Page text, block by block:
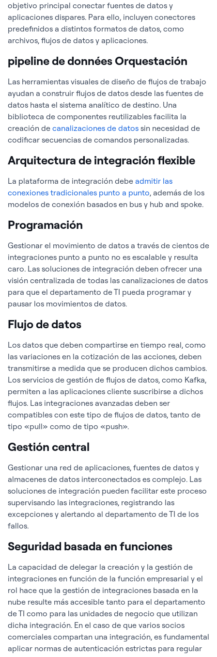
objetivo principal conectar fuentes de datos y
aplicaciones dispares. Para ello, incluyen conectores
predefinidos a distintos formatos de datos, como
archivos, flujos de datos y aplicaciones.
pipeline de données Orquestación
Las herramientas visuales de diseño de flujos de trabajo
ayudan a construir flujos de datos desde las fuentes de
datos hasta el sistema analítico de destino. Una
biblioteca de componentes reutilizables facilita la
creación de canalizaciones de datos sin necesidad de
codificar secuencias de comandos personalizadas.
Arquitectura de integración flexible
La plataforma de integración debe admitir las
conexiones tradicionales punto a punto, además de los
modelos de conexión basados en bus y hub and spoke.
Programación
Gestionar el movimiento de datos a través de cientos de
integraciones punto a punto no es escalable y resulta
caro. Las soluciones de integración deben ofrecer una
visión centralizada de todas las canalizaciones de datos
para que el departamento de TI pueda programar y
pausar los movimientos de datos.
Flujo de datos
Los datos que deben compartirse en tiempo real, como
las variaciones en la cotización de las acciones, deben
transmitirse a medida que se producen dichos cambios.
Los servicios de gestión de flujos de datos, como Kafka,
permiten a las aplicaciones cliente suscribirse a dichos
flujos. Las integraciones avanzadas deben ser
compatibles con este tipo de flujos de datos, tanto de
tipo «pull» como de tipo «push».
Gestión central
Gestionar una red de aplicaciones, fuentes de datos y
almacenes de datos interconectados es complejo. Las
soluciones de integración pueden facilitar este proceso
supervisando las integraciones, registrando las
excepciones y alertando al departamento de TI de los
fallos.
Seguridad basada en funciones
La capacidad de delegar la creación y la gestión de
integraciones en función de la función empresarial y el
rol hace que la gestión de integraciones basada en la
nube resulte más accesible tanto para el departamento
de TI como para las unidades de negocio que utilizan
dicha integración. En el caso de que varios socios
comerciales compartan una integración, es fundamental
aplicar normas de autenticación estrictas para regular